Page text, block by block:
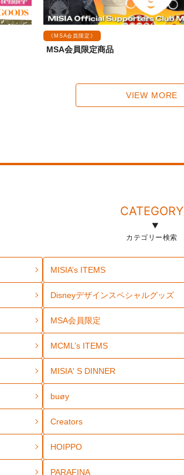
《MSA会員限定》
MSA会員限定商品
VIEW MORE
CATEGORY
カテゴリー検索
MISIA’s ITEMS
Disneyデザインスペシャルグッズ
MSA会員限定
MCML’s ITEMS
MISIA' S DINNER
buøy
Creators
HOIPPO
PARAFINA